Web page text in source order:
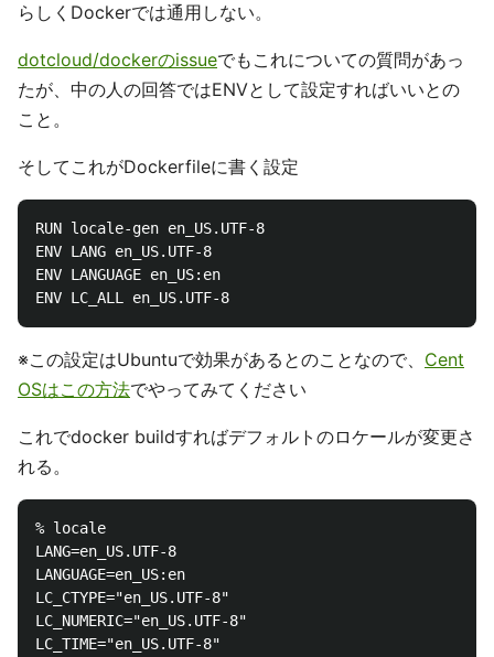
らしくDockerでは通用しない。
dotcloud/dockerのissueでもこれについての質問があっ
たが、中の人の回答ではENVとして設定すればいいとの
こと。
そしてこれがDockerfileに書く設定
RUN locale-gen en_US.UTF-8
ENV LANG en_US.UTF-8
ENV LANGUAGE en_US:en
※この設定はUbuntuで効果があるとのことなので、 Cent
OSはこの方法でやってみてください
これでdocker buildすればデフォルトのロケールが変更さ
れる。
% locale
LANG=en_US.UTF-8
LANGUAGE=en_US:en
LC_CTYPE="en_US.UTF-8"
LC_NUMERIC="en_US.UTF-8"
LC_TIME="en_US.UTF-8"